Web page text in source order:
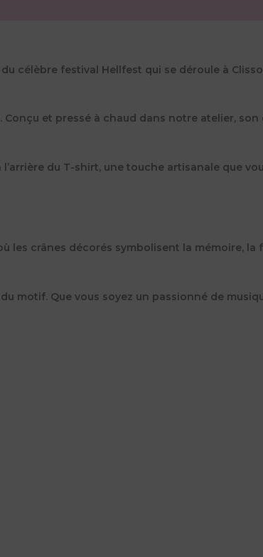
célèbre festival Hellfest qui se déroule à
et pressé à chaud dans notre atelier, son
du T-shirt, une touche artisanale que
les crânes décorés symbolisent la mémoire, la
motif. Que vous soyez un passionné de